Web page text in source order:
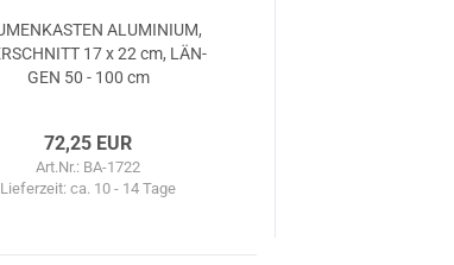
ALU­MI­NI­UM,
17 x 22 cm, LÄN­
GEN 50 - 100 cm
72,25 EUR
Art.Nr.: BA-1722
Lieferzeit:ca. 10 - 14 Tage